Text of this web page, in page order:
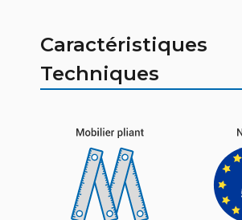
Caractéristiques
Techniques